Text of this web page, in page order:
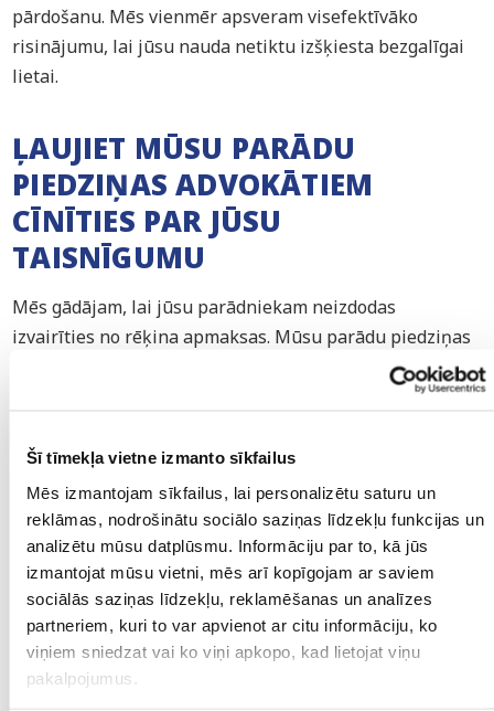
Šī tīmekļa vietne izmanto sīkfailus
Mēs izmantojam sīkfailus, lai personalizētu saturu un
reklāmas, nodrošinātu sociālo saziņas līdzekļu funkcijas un
analizētu mūsu datplūsmu. Informāciju par to, kā jūs
izmantojat mūsu vietni, mēs arī kopīgojam ar saviem
sociālās saziņas līdzekļu, reklamēšanas un analīzes
partneriem, kuri to var apvienot ar citu informāciju, ko
viņiem sniedzat vai ko viņi apkopo, kad lietojat viņu
pakalpojumus.
pārdošanu. Mēs vienmēr apsveram visefektīvāko
risinājumu, lai jūsu nauda netiktu izšķiesta bezgalīgai
lietai.
ĻAUJIET MŪSU PARĀDU
PIEDZIŅAS ADVOKĀTIEM
CĪNĪTIES PAR JŪSU
TAISNĪGUMU
Mēs gādājam, lai jūsu parādniekam neizdodas
izvairīties no rēķina apmaksas. Mūsu parādu piedziņas
advokāti ir Advokātu Asociācijas biedri, un katram no
viņiem ir sava specializācija kādā no uzņēmējdarbības
taisnīgumam.Iepazīstieties ar mūsu komandu šeit
Iepazīstieties ar mūsu komandu